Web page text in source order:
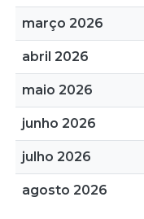
março 2026
abril 2026
maio 2026
junho 2026
julho 2026
agosto 2026